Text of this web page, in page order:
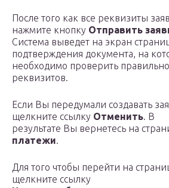
После того как все реквизиты
нажмите кнопку Отправить
Система выведет на экран
подтверждения документа, на
необходимо проверить
реквизитов.
Если Вы передумали создавать
щелкните ссылку Отменить. В
результате Вы вернетесь на
платежи.
Для того чтобы перейти на
щелкните ссылку